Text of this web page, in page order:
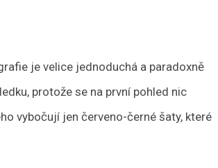
je velice jednoduchá a paradoxně
protože se na první pohled nic
vybočují jen červeno-černé šaty, které